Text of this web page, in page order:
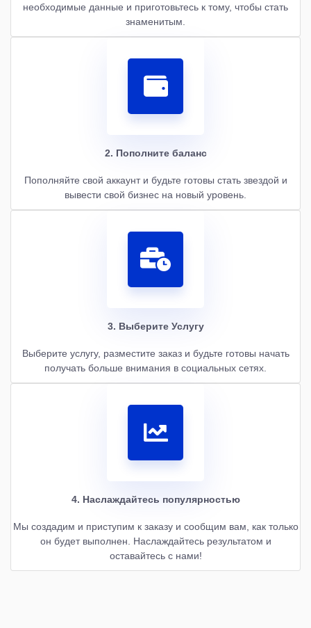
необходимые данные и приготовьтесь к тому, чтобы стать
знаменитым.
2. Пополните баланс
Пополняйте свой аккаунт и будьте готовы стать звездой и
вывести свой бизнес на новый уровень.
3. Выберите Услугу
Выберите услугу, разместите заказ и будьте готовы начать
получать больше внимания в социальных сетях.
4. Наслаждайтесь популярностью
Мы создадим и приступим к заказу и сообщим вам, как только
он будет выполнен. Наслаждайтесь результатом и
оставайтесь с нами!